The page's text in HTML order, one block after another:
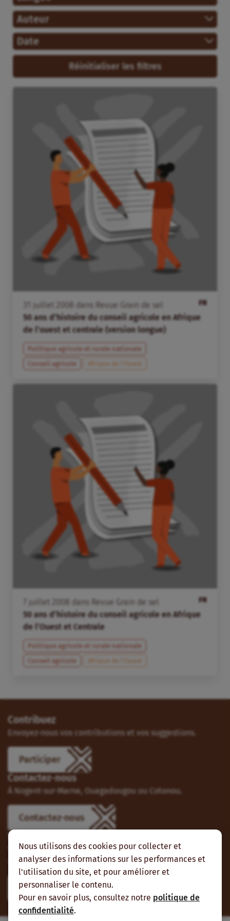
Nous utilisons des cookies pour collecter et
analyser des informations sur les performances et
l'utilisation du site, et pour améliorer et
personnaliser le contenu.
Pour en savoir plus, consultez notre politique de
confidentialité.
Auteur
Date
Réinitialiser les filtres
FR
juillet dans
Revue Grain de sel
50 ans d’histoire du conseil agricole en Afrique
de l’ouest et centrale (version longue)
Politique agricole et rurale nationale
Conseil agricole
Afrique de l’Ouest
FR
juillet dans
Revue Grain de sel
50 ans d’histoire du conseil agricole en Afrique
de l’Ouest et Centrale
Politique agricole et rurale nationale
Conseil agricole
Afrique de l’Ouest
Contribuez
Envoyez-nous vos contributions et vos suggestions.
Participer
Contactez-nous
À Nogent-sur-Marne, Ouagadougou ou Cotonou.
Contactez-nous
Suivez-nous
Vous pouvez aussi vous abonner à nos flux RSS et nous
suivre sur les réseaux sociaux.